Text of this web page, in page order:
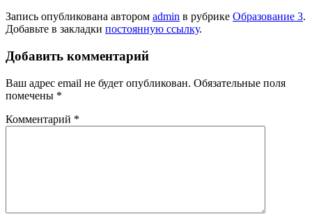
Запись опубликована автором admin в рубрике Образование 3.
Добавьте в закладки постоянную ссылку.
Добавить комментарий
Ваш адрес email не будет опубликован. Обязательные поля
помечены *
Комментарий *